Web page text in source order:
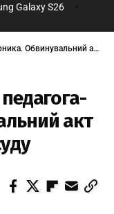
Galaxy S26
акт уже направлено до суду
акт